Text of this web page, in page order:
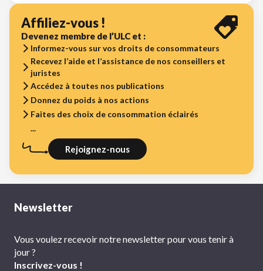
Affiliez-vous !
Devenez membre de l’ULC et :
Informez-vous sur vos droits de consommateurs
Recevez l’aide et l’assistance de nos conseillers et
juristes
Accédez à toutes nos publications
Donnez du poids à nos actions
Faites des choix de consommation éclairés
...
Rejoignez-nous
Newsletter
Vous voulez recevoir notre newsletter pour vous tenir à
jour ?
Inscrivez-vous !